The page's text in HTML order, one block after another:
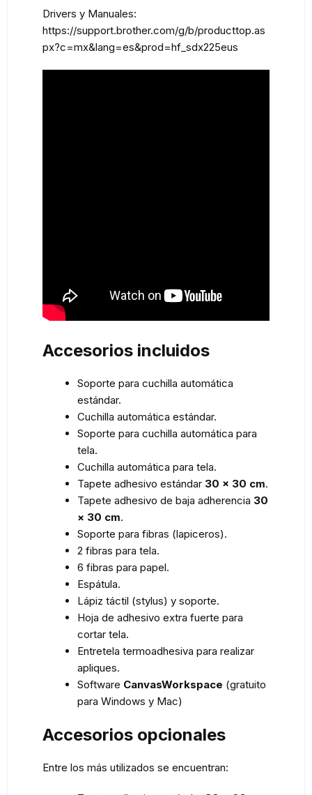
Drivers y Manuales:
https://support.brother.com/g/b/producttop.as
px?c=mx&lang=es&prod=hf_sdx225eus
Accesorios incluidos
Soporte para cuchilla automática
estándar.
Cuchilla automática estándar.
Soporte para cuchilla automática para
tela.
Cuchilla automática para tela.
Tapete adhesivo estándar 30 × 30 cm.
Tapete adhesivo de baja adherencia 30
× 30 cm.
Soporte para fibras (lapiceros).
2 fibras para tela.
6 fibras para papel.
Espátula.
Lápiz táctil (stylus) y soporte.
Hoja de adhesivo extra fuerte para
cortar tela.
Entretela termoadhesiva para realizar
apliques.
Software CanvasWorkspace (gratuito
para Windows y Mac)
Accesorios opcionales
Entre los más utilizados se encuentran: